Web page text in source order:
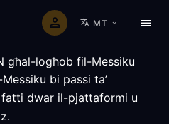
MT
għal-logħob fil-Messiku
bi passi ta’
dwar il-pjattaformi u